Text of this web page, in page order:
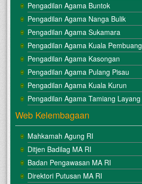
Pengadilan Agama Buntok
Pengadilan Agama Nanga Bulik
Pengadilan Agama Sukamara
Pengadilan Agama Kuala Pembuang
Pengadilan Agama Kasongan
Pengadilan Agama Pulang Pisau
Pengadilan Agama Kuala Kurun
Pengadilan Agama Tamiang Layang
Web Kelembagaan
Mahkamah Agung RI
Ditjen Badilag MA RI
Badan Pengawasan MA RI
Direktori Putusan MA RI